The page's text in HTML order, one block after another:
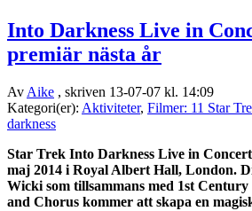
Into Darkness Live in
premiär nästa år
Av Aike , skriven 13-07-07 kl. 14:09
Kategori(er): Aktiviteter, Filmer: 11 Star
darkness
Star Trek Into Darkness Live in
maj 2014 i Royal Albert Hall, London.
Wicki som tillsammans med 1st Century
and Chorus kommer att skapa en